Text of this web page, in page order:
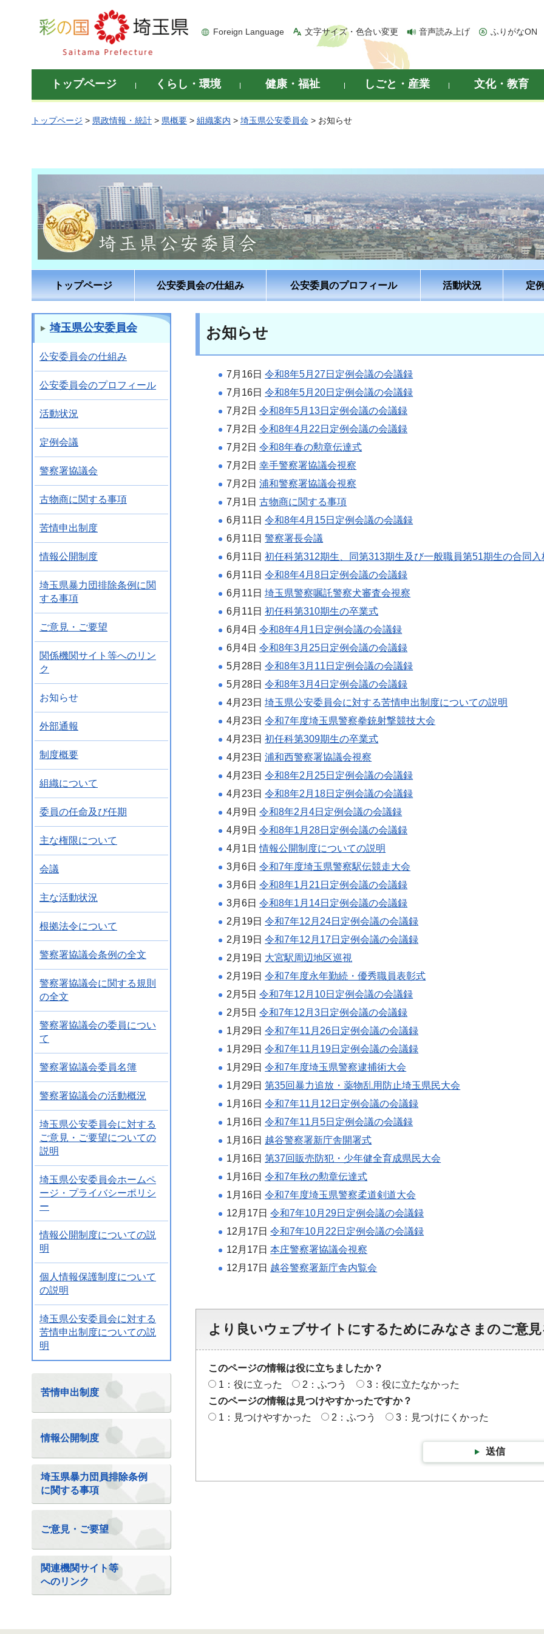
彩の国 埼玉県
Foreign Language 文字サイズ・色合い変更 音声読み上げ ふりがなON
トップページ くらし・環境 健康・福祉 しごと・産業 文化・教育
トップページ > 県政情報・統計 > 県概要 > 組織案内 > 埼玉県公安委員会 > お知らせ
トップページ 公安委員会の仕組み 公安委員のプロフィール 活動状況 定
埼玉県公安委員会
公安委員会の仕組み
公安委員会のプロフィール
活動状況
定例会議
警察署協議会
古物商に関する事項
苦情申出制度
情報公開制度
埼玉県暴力団排除条例に関
する事項
ご意見・ご要望
関係機関サイト等へのリン
ク
お知らせ
外部通報
制度概要
組織について
委員の任命及び任期
主な権限について
会議
主な活動状況
根拠法令について
警察署協議会条例の全文
警察署協議会に関する規則
の全文
警察署協議会の委員につい
て
警察署協議会委員名簿
警察署協議会の活動概況
埼玉県公安委員会に対する
ご意見・ご要望についての
説明
埼玉県公安委員会ホームペ
ージ・プライバシーポリシ
ー
情報公開制度についての説
明
個人情報保護制度について
の説明
埼玉県公安委員会に対する
苦情申出制度についての説
明
苦情申出制度
情報公開制度
埼玉県暴力団員排除条例
に関する事項
ご意見・ご要望
関連機関サイト等
へのリンク
お知らせ
7月16日令和8年5月27日定例会議の会議録
7月16日令和8年5月20日定例会議の会議録
7月2日令和8年5月13日定例会議の会議録
7月2日令和8年4月22日定例会議の会議録
7月2日令和8年春の勲章伝達式
7月2日幸手警察署協議会視察
7月2日浦和警察署協議会視察
7月1日古物商に関する事項
6月11日令和8年4月15日定例会議の会議録
6月11日警察署長会議
6月11日初任科第312期生、同第313期生及び一般職員第51期生の合同入
6月11日令和8年4月8日定例会議の会議録
6月11日埼玉県警察嘱託警察犬審査会視察
6月11日初任科第310期生の卒業式
6月4日令和8年4月1日定例会議の会議録
6月4日令和8年3月25日定例会議の会議録
5月28日令和8年3月11日定例会議の会議録
5月28日令和8年3月4日定例会議の会議録
4月23日埼玉県公安委員会に対する苦情申出制度についての説明
4月23日令和7年度埼玉県警察拳銃射撃競技大会
4月23日初任科第309期生の卒業式
4月23日浦和西警察署協議会視察
4月23日令和8年2月25日定例会議の会議録
4月23日令和8年2月18日定例会議の会議録
4月9日令和8年2月4日定例会議の会議録
4月9日令和8年1月28日定例会議の会議録
4月1日情報公開制度についての説明
3月6日令和7年度埼玉県警察駅伝競走大会
3月6日令和8年1月21日定例会議の会議録
3月6日令和8年1月14日定例会議の会議録
2月19日令和7年12月24日定例会議の会議録
2月19日令和7年12月17日定例会議の会議録
2月19日 大宮駅周辺地区巡視
2月19日令和7年度永年勤続・優秀職員表彰式
2月5日令和7年12月10日定例会議の会議録
2月5日令和7年12月3日定例会議の会議録
1月29日令和7年11月26日定例会議の会議録
1月29日令和7年11月19日定例会議の会議録
1月29日令和7年度埼玉県警察逮捕術大会
1月29日第35回暴力追放・薬物乱用防止埼玉県民大会
1月16日令和7年11月12日定例会議の会議録
1月16日令和7年11月5日定例会議の会議録
1月16日 越谷警察署新庁舎開署式
1月16日第37回販売防犯・少年健全育成県民大会
1月16日令和7年秋の勲章伝達式
1月16日令和7年度埼玉県警察柔道剣道大会
12月17日令和7年10月29日定例会議の会議録
12月17日令和7年10月22日定例会議の会議録
12月17日本庄警察署協議会視察
12月17日 越谷警察署新庁舎内覧会
より良いウェブサイトにするためにみなさまのご意
このページの情報は役に立ちましたか？
1：役に立った
2：ふつう
3：役に立たなかった
このページの情報は見つけやすかったですか？
1：見つけやすかった
2：ふつう 3：見つけにくかった
送信